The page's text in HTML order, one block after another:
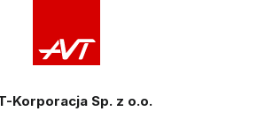
Korporacja Sp. z o.o.